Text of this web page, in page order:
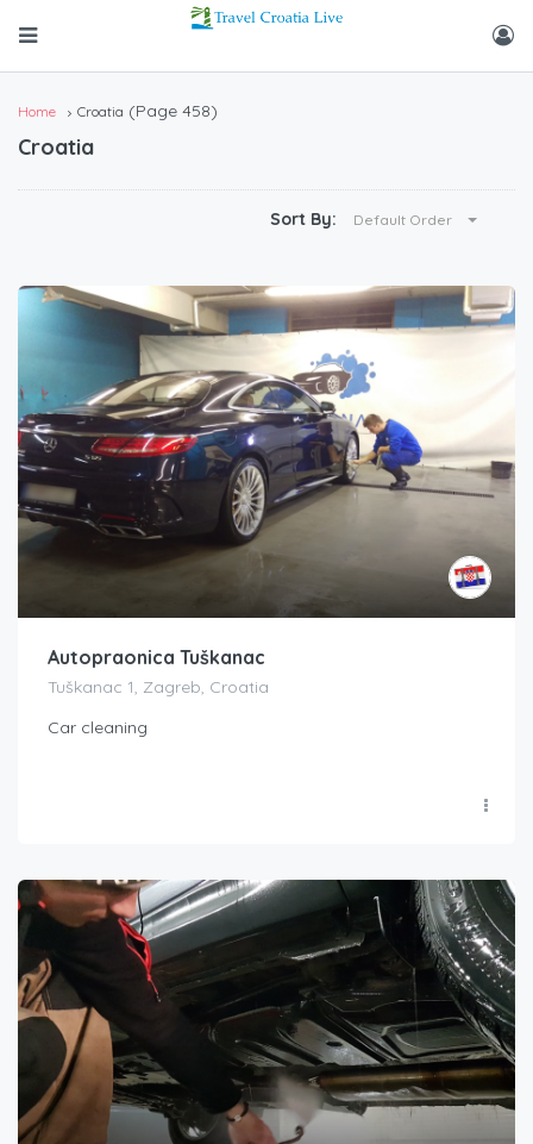
Home Croatia (Page 458)
Croatia
Sort By: Default Order
Autopraonica Tuškanac
Tuškanac 1, Zagreb, Croatia
Car cleaning